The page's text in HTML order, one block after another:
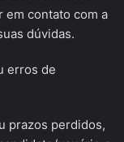
em contato com a
dúvidas.
erros de
prazos perdidos,